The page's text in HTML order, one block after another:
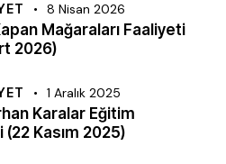
8 Nisan 2026
Mağaraları Faaliyeti
2026)
1 Aralık 2025
Karalar Eğitim
(22 Kasım 2025)